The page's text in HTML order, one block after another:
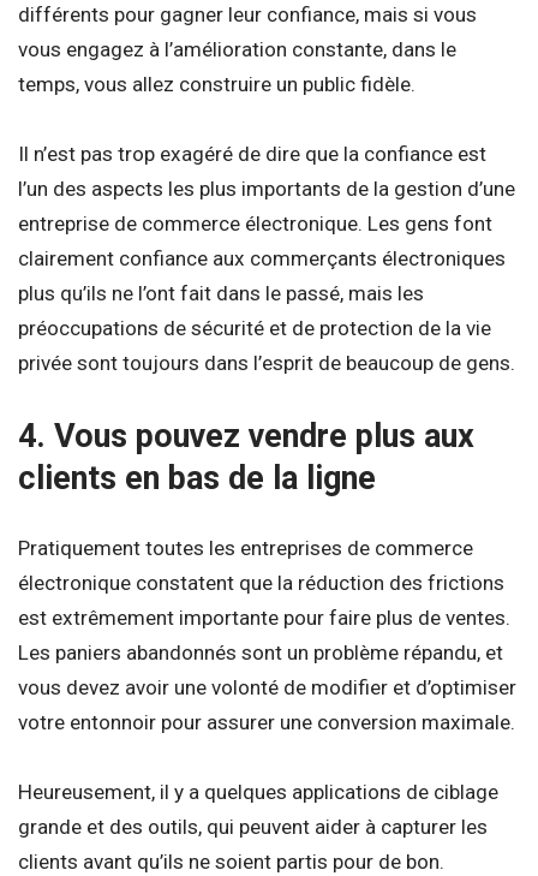
différents pour gagner leur confiance, mais si vous
vous engagez à l’amélioration constante, dans le
temps, vous allez construire un public fidèle.
Il n’est pas trop exagéré de dire que la confiance est
l’un des aspects les plus importants de la gestion d’une
entreprise de commerce électronique. Les gens font
clairement confiance aux commerçants électroniques
plus qu’ils ne l’ont fait dans le passé, mais les
préoccupations de sécurité et de protection de la vie
privée sont toujours dans l’esprit de beaucoup de gens.
4. Vous pouvez vendre plus aux
clients en bas de la ligne
Pratiquement toutes les entreprises de commerce
électronique constatent que la réduction des frictions
est extrêmement importante pour faire plus de ventes.
Les paniers abandonnés sont un problème répandu, et
vous devez avoir une volonté de modifier et d’optimiser
votre entonnoir pour assurer une conversion maximale.
Heureusement, il y a quelques applications de ciblage
grande et des outils, qui peuvent aider à capturer les
clients avant qu’ils ne soient partis pour de bon.